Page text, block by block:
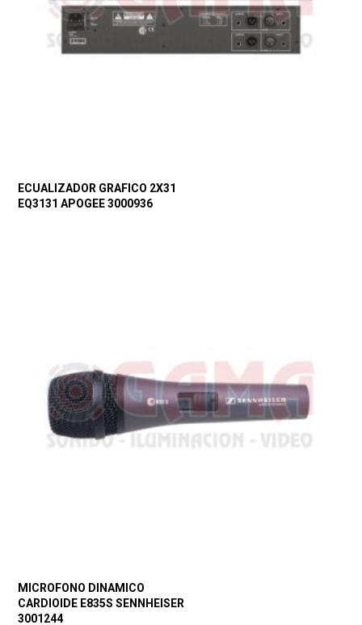
ECUALIZADOR GRAFICO 2X31
EQ3131 APOGEE 3000936
MICROFONO DINAMICO
CARDIOIDE E835S SENNHEISER
3001244